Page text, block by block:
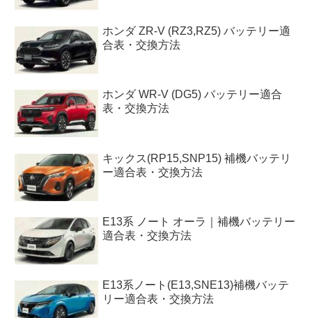
ホンダ ZR-V (RZ3,RZ5) バッテリー適
合表・交換方法
ホンダ WR-V (DG5) バッテリー適合
表・交換方法
キックス(RP15,SNP15) 補機バッテリ
ー適合表・交換方法
E13系 ノート オーラ｜補機バッテリー
適合表・交換方法
E13系ノート(E13,SNE13)補機バッテ
リー適合表・交換方法